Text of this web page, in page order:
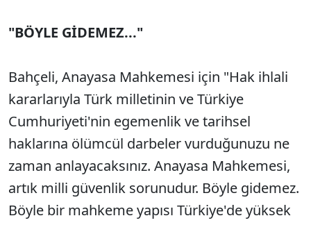
"BÖYLE GİDEMEZ..."
Bahçeli, Anayasa Mahkemesi için "Hak ihlali
kararlarıyla Türk milletinin ve Türkiye
Cumhuriyeti'nin egemenlik ve tarihsel
haklarına ölümcül darbeler vurduğunuzu ne
zaman anlayacaksınız. Anayasa Mahkemesi,
artık milli güvenlik sorunudur. Böyle gidemez.
Böyle bir mahkeme yapısı Türkiye'de yüksek